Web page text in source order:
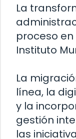
La
proceso
Instituto
La
línea, la
y la
gestión
las